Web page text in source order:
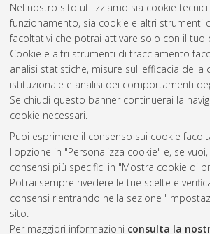
Nel nostro sito utilizziamo sia cookie
funzionamento, sia cookie e altri strumenti
facoltativi che potrai attivare solo con il tuo
Cookie e altri strumenti di tracciamento
analisi statistiche, misure sull'efficacia della
istituzionale e analisi dei comportamenti
Se chiudi questo banner continuerai la
cookie necessari.
Puoi esprimere il consenso sui cookie
l'opzione in "Personalizza cookie" e, se
consensi più specifici in "Mostra cookie di
Potrai sempre rivedere le tue scelte e
consensi rientrando nella sezione
sito.
Per maggiori informazioni consulta la
magistrale], Università di Bologna, Corso
Ingegneria civile [LM-DM270],
disponibile
Questa lista e' stata generata ilSat
Atom
Rss 1.0
Rss 2.0
AMS Laurea